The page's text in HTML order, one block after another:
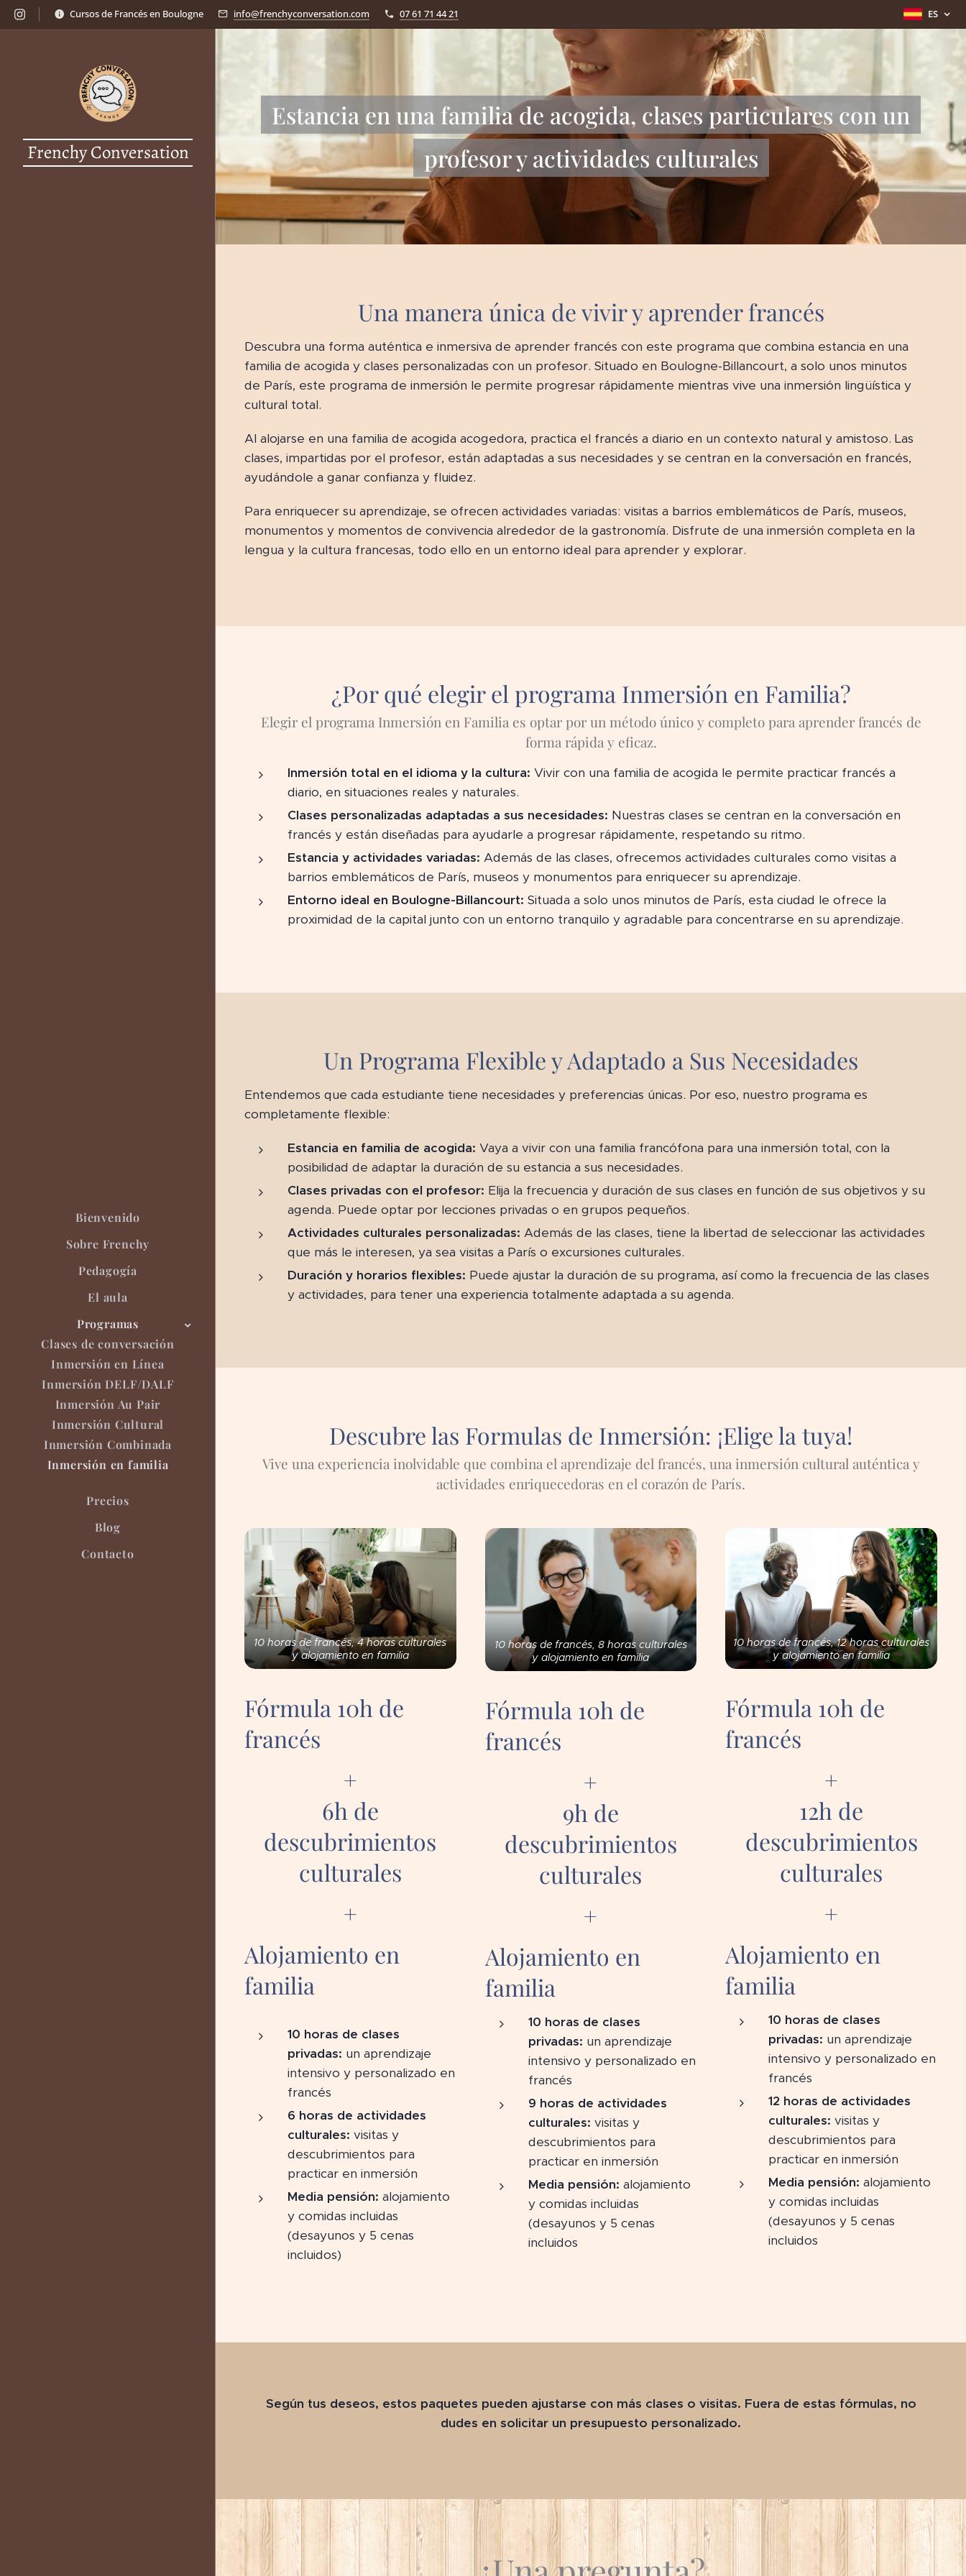
Cursos de Francés en Boulogne info@frenchyconversation.com 07 61 71 44 21 ES
Frenchy Conversation
Bienvenido
Sobre Frenchy
Pedagogía
El aula
Programas
Clases de conversación
Inmersión en Línea
Inmersión DELF/DALF
Inmersión Au Pair
Inmersión Cultural
Inmersión Combinada
Inmersión en familia
Precios
Blog
Contacto
Estancia en una familia de acogida, clases particulares con un
profesor y actividades culturales
Una manera única de vivir y aprender francés
Descubra una forma auténtica e inmersiva de aprender francés con este programa que combina estancia en una
familia de acogida y clases personalizadas con un profesor. Situado en Boulogne-Billancourt, a solo unos minutos
de París, este programa de inmersión le permite progresar rápidamente mientras vive una inmersión lingüística y
cultural total.
Al alojarse en una familia de acogida acogedora, practica el francés a diario en un contexto natural y amistoso. Las
clases, impartidas por el profesor, están adaptadas a sus necesidades y se centran en la conversación en francés,
ayudándole a ganar confianza y fluidez.
Para enriquecer su aprendizaje, se ofrecen actividades variadas: visitas a barrios emblemáticos de París, museos,
monumentos y momentos de convivencia alrededor de la gastronomía. Disfrute de una inmersión completa en la
lengua y la cultura francesas, todo ello en un entorno ideal para aprender y explorar.
¿Por qué elegir el programa Inmersión en Familia?
Elegir el programa Inmersión en Familia es optar por un método único y completo para aprender francés de
forma rápida y eficaz.
Inmersión total en el idioma y la cultura: Vivir con una familia de acogida le permite practicar francés a
diario, en situaciones reales y naturales.
Clases personalizadas adaptadas a sus necesidades: Nuestras clases se centran en la conversación en
francés y están diseñadas para ayudarle a progresar rápidamente, respetando su ritmo.
Estancia y actividades variadas: Además de las clases, ofrecemos actividades culturales como visitas a
barrios emblemáticos de París, museos y monumentos para enriquecer su aprendizaje.
Entorno ideal en Boulogne-Billancourt: Situada a solo unos minutos de París, esta ciudad le ofrece la
proximidad de la capital junto con un entorno tranquilo y agradable para concentrarse en su aprendizaje.
Un Programa Flexible y Adaptado a Sus Necesidades
Entendemos que cada estudiante tiene necesidades y preferencias únicas. Por eso, nuestro programa es
completamente flexible:
Estancia en familia de acogida: Vaya a vivir con una familia francófona para una inmersión total, con la
posibilidad de adaptar la duración de su estancia a sus necesidades.
Clases privadas con el profesor: Elija la frecuencia y duración de sus clases en función de sus objetivos y su
agenda. Puede optar por lecciones privadas o en grupos pequeños.
Actividades culturales personalizadas: Además de las clases, tiene la libertad de seleccionar las actividades
que más le interesen, ya sea visitas a París o excursiones culturales.
Duración y horarios flexibles: Puede ajustar la duración de su programa, así como la frecuencia de las clases
y actividades, para tener una experiencia totalmente adaptada a su agenda.
Descubre las Formulas de Inmersión: ¡Elige la tuya!
Vive una experiencia inolvidable que combina el aprendizaje del francés, una inmersión cultural auténtica y
actividades enriquecedoras en el corazón de París.
10 horas de francés, 4 horas culturales
y alojamiento en familia
Fórmula 10h de
francés
+
6h de
descubrimientos
culturales
+
Alojamiento en
familia
10 horas de clases
privadas: un aprendizaje
intensivo y personalizado en
francés
6 horas de actividades
culturales: visitas y
descubrimientos para
practicar en inmersión
Media pensión: alojamiento
y comidas incluidas
(desayunos y 5 cenas
incluidos)
10 horas de francés, 8 horas culturales
y alojamiento en familia
Fórmula 10h de
francés
+
9h de
descubrimientos
culturales
+
Alojamiento en
familia
10 horas de clases
privadas: un aprendizaje
intensivo y personalizado en
francés
9 horas de actividades
culturales: visitas y
descubrimientos para
practicar en inmersión
Media pensión: alojamiento
y comidas incluidas
(desayunos y 5 cenas
incluidos
10 horas de francés, 12 horas culturales
y alojamiento en familia
Fórmula 10h de
francés
+
12h de
descubrimientos
culturales
+
Alojamiento en
familia
10 horas de clases
privadas: un aprendizaje
intensivo y personalizado en
francés
12 horas de actividades
culturales: visitas y
descubrimientos para
practicar en inmersión
Media pensión: alojamiento
y comidas incluidas
(desayunos y 5 cenas
incluidos
Según tus deseos, estos paquetes pueden ajustarse con más clases o visitas. Fuera de estas fórmulas, no
dudes en solicitar un presupuesto personalizado.